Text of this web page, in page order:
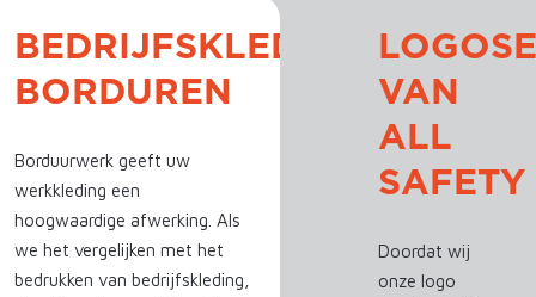
BEDRIJFSKLEDING
BORDUREN
Borduurwerk geeft uw
werkkleding een
hoogwaardige afwerking. Als
we het vergelijken met het
bedrukken van bedrijfskleding,
VAN
ALL
SAFETY
Doordat wij
onze logo